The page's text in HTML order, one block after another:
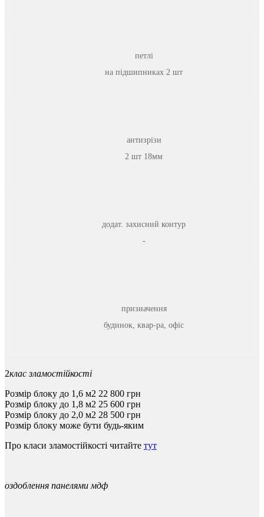
петлі
на підшипниках 2 шт
антизрізи
2 шт 18мм
додат. захисний контур
-
призначення
будинок, квар-ра, офіс
2клас зламостійкості
Розмір блоку до 1,6 м2 22 800 грн
Розмір блоку до 1,8 м2 25 600 грн
Розмір блоку до 2,0 м2 28 500 грн
Розмір блоку може бути будь-яким
Про класи зламостійкості читайте тут
оздоблення панелями мдф